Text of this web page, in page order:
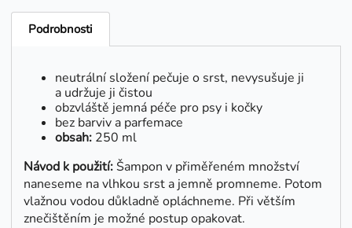
Podrobnosti
neutrální složení pečuje o srst, nevysušuje ji
a udržuje ji čistou
obzvláště jemná péče pro psy i kočky
bez barviv a parfemace
obsah: 250 ml
Návod k použití:Šampon v přiměřeném množství
naneseme na vlhkou srst a jemně promneme. Potom
vlažnou vodou důkladně opláchneme. Při větším
znečištěním je možné postup opakovat.